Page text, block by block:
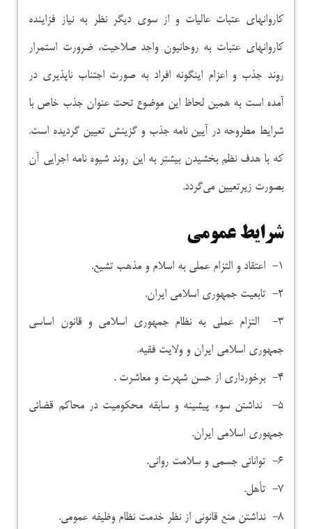
کاروانهای عتبات عالیات و از سوی دیگر نظر به نیاز فزاینده
کاروانهای عتبات به روحانیون واجد صلاحیت، ضرورت استمرار
روند جذب و اعزام اینگونه افراد به صورت اجتناب ناپذیری در
آمده است به همین لحاظ این موضوع تحت عنوان جذب خاص با
شرایط مطروحه در آیین نامه جذب و گزینش تعیین گردیده است.
که با هدف نظم بخشیدن بیشتر به این روند شیوه نامه اجرایی آن
بصورت زیرتعیین می‌گردد.
شرایط عمومی
۱- اعتقاد و التزام عملی به اسلام و مذهب تشیع.
۲- تابعیت جمهوری اسلامی ایران.
۳- التزام عملی به نظام جمهوری اسلامی و قانون اساسی
جمهوری اسلامی ایران و ولایت فقیه.
۴- برخورداری از حسن شهرت و معاشرت .
۵- نداشتن سوء پیشینه و سابقه محکومیت در محاکم قضائی
جمهوری اسلامی ایران.
۶- توانائی جسمی و سلامت روانی.
۷- تأهل.
۸- نداشتن منع قانونی از نظر خدمت نظام وظیفه عمومی.